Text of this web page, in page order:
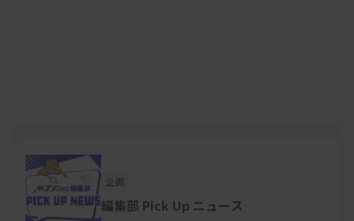
企画
編集部 Pick Up ニュース